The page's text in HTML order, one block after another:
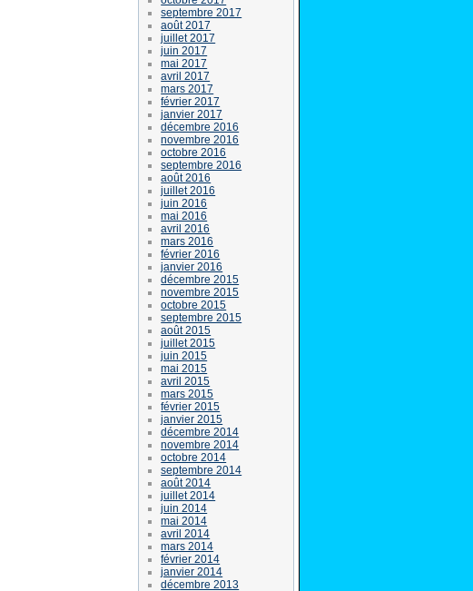
septembre 2017
août 2017
juillet 2017
juin 2017
mai 2017
avril 2017
mars 2017
février 2017
janvier 2017
décembre 2016
novembre 2016
octobre 2016
septembre 2016
août 2016
juillet 2016
juin 2016
mai 2016
avril 2016
mars 2016
février 2016
janvier 2016
décembre 2015
novembre 2015
octobre 2015
septembre 2015
août 2015
juillet 2015
juin 2015
mai 2015
avril 2015
mars 2015
février 2015
janvier 2015
décembre 2014
novembre 2014
octobre 2014
septembre 2014
août 2014
juillet 2014
juin 2014
mai 2014
avril 2014
mars 2014
février 2014
janvier 2014
décembre 2013